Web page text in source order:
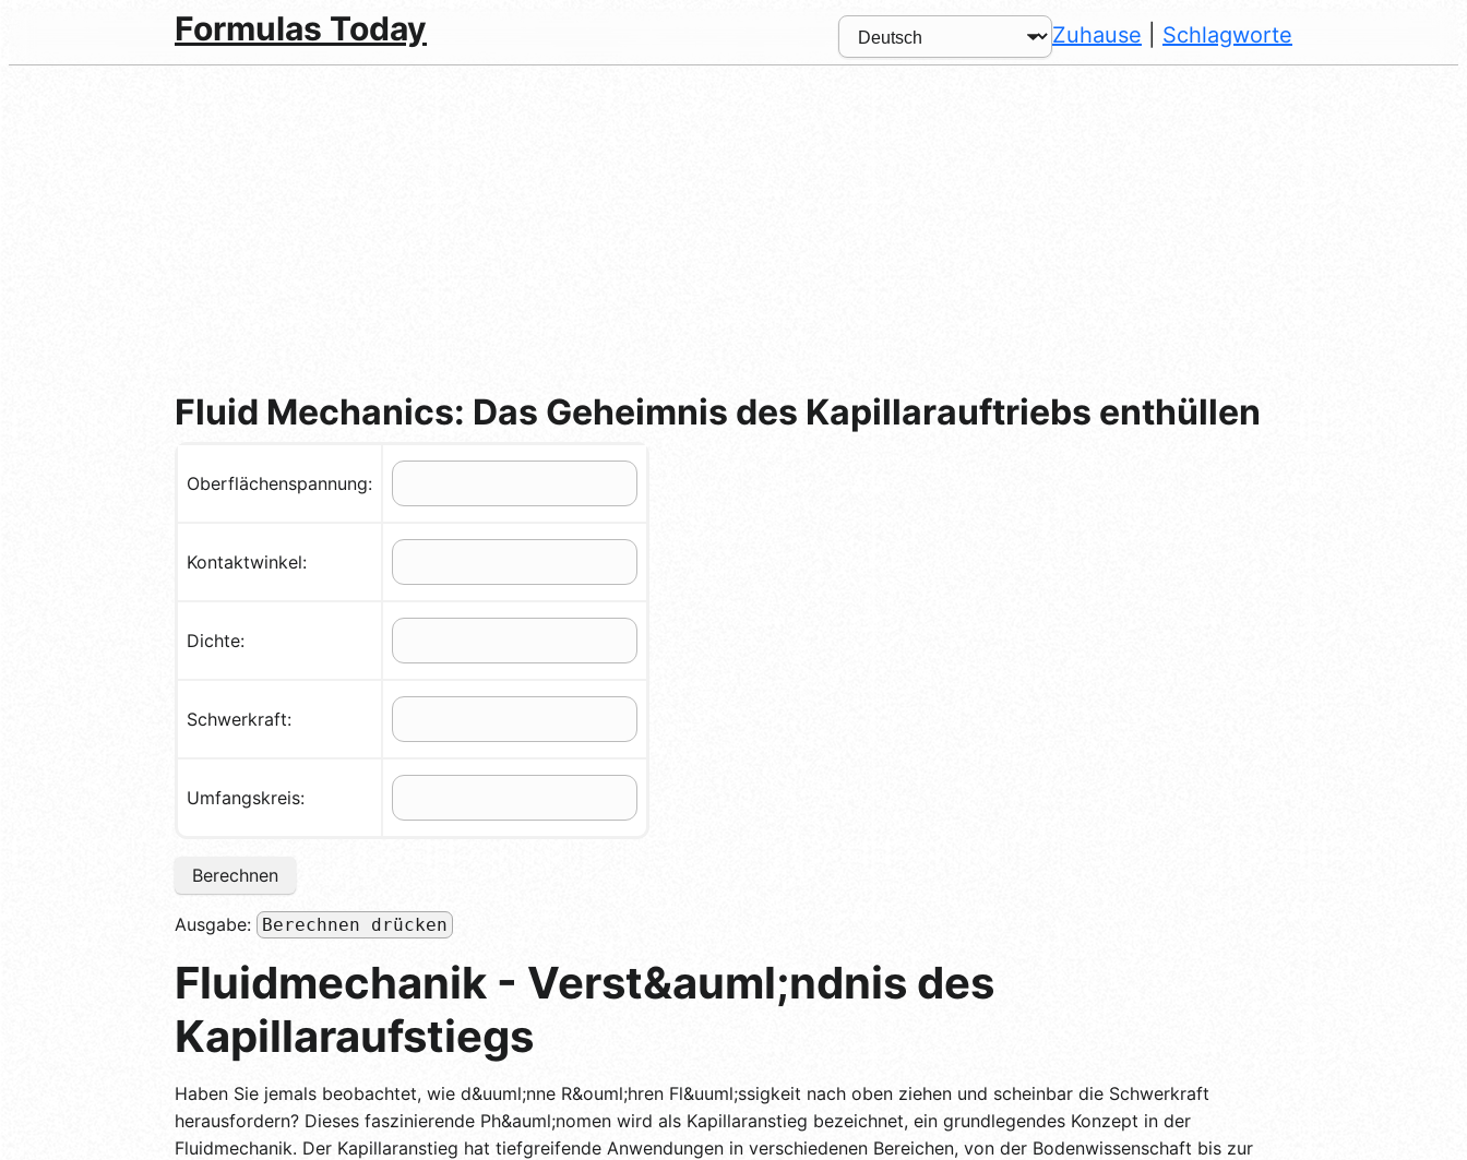
Formulas Today Zuhause Schlagworte
Fluid Mechanics: Das Geheimnis des Kapillarauftriebs enthüllen
Oberflächenspannung:
Kontaktwinkel:
Dichte:
Schwerkraft:
Umfangskreis:
Berechnen
Ausgabe: Berechnen drücken
Fluidmechanik - Verst&auml;ndnis des
Kapillaraufstiegs
Haben Sie jemals beobachtet, wie d&uuml;nne R&ouml;hren Fl&uuml;ssigkeit nach oben ziehen und scheinbar die Schwerkraft
herausfordern? Dieses faszinierende Ph&auml;nomen wird als Kapillaranstieg bezeichnet, ein grundlegendes Konzept in der
Fluidmechanik. Der Kapillaranstieg hat tiefgreifende Anwendungen in verschiedenen Bereichen, von der Bodenwissenschaft bis zur